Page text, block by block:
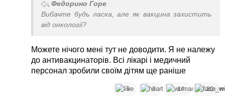
Федорино Горе
Вибачте будь ласка, але як вакцина захистить
від онкології?
Можете нічого мені тут не доводити. Я не належу
до антивакцинаторів. Всі лікарі і медичний
персонал зробили своїм дітям ще раніше
9 2 14 20